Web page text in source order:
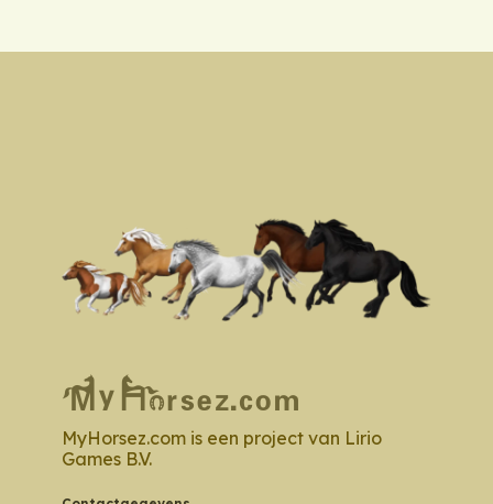
MyHorsez.com is een project van Lirio
Games B.V.